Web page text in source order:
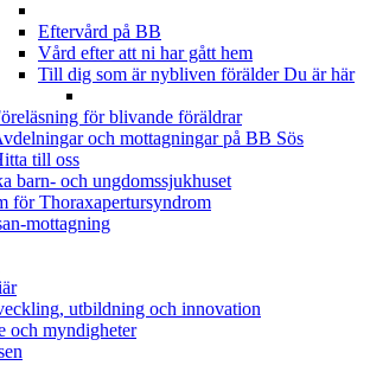
Eftervård på BB
Vård efter att ni har gått hem
Till dig som är nybliven förälder Du är här
för blivande föräldrar
och mottagningar på BB Sös
till oss
barn- och ungdomssjukhuset
för Thoraxapertursyndrom
mottagning
utbildning och innovation
och myndigheter